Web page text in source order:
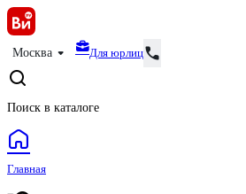
Москва Для юрлиц
Поиск в каталоге
Главная